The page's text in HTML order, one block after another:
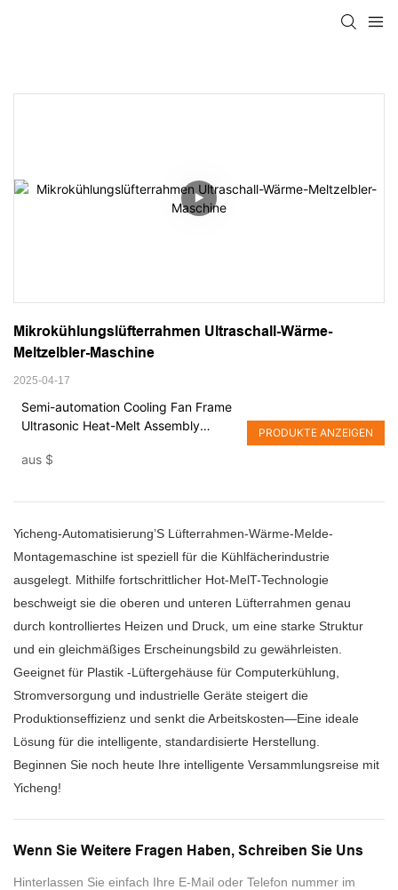
Mikrokühlungslüfterrahmen Ultraschall-Wärme-
Meltzelbler-Maschine
2025-04-17
Semi-automation Cooling Fan Frame
Ultrasonic Heat-Melt Assembly
aus $
PRODUKTE ANZEIGEN
Yicheng-Automatisierung’S Lüfterrahmen-Wärme-Melde-
Montagemaschine ist speziell für die Kühlfächerindustrie
ausgelegt. Mithilfe fortschrittlicher Hot-MelT-Technologie
beschweigt sie die oberen und unteren Lüfterrahmen genau
durch kontrolliertes Heizen und Druck, um eine starke Struktur
und ein gleichmäßiges Erscheinungsbild zu gewährleisten.
Geeignet für Plastik -Lüftergehäuse für Computerkühlung,
Stromversorgung und industrielle Geräte steigert die
Produktionseffizienz und senkt die Arbeitskosten—Eine ideale
Lösung für die intelligente, standardisierte Herstellung.
Beginnen Sie noch heute Ihre intelligente Versammlungsreise mit
Yicheng!
Wenn Sie Weitere Fragen Haben, Schreiben Sie Uns
Hinterlassen Sie einfach Ihre E-Mail oder Telefon nummer im